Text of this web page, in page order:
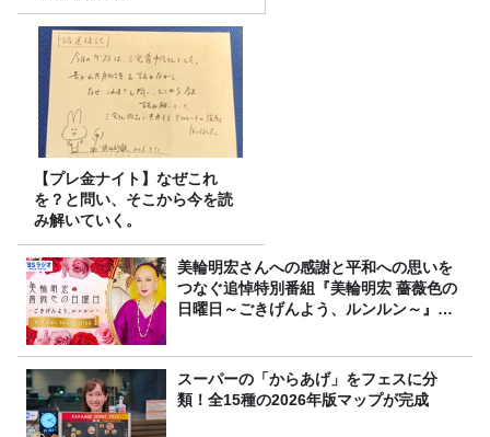
【プレ金ナイト】なぜこれ
を？と問い、そこから今を読
み解いていく。
美輪明宏さんへの感謝と平和への思いを
つなぐ追悼特別番組『美輪明宏 薔薇色の
日曜日～ごきげんよう、ルンルン～』
スーパーの「からあげ」をフェスに分
類！全15種の2026年版マップが完成